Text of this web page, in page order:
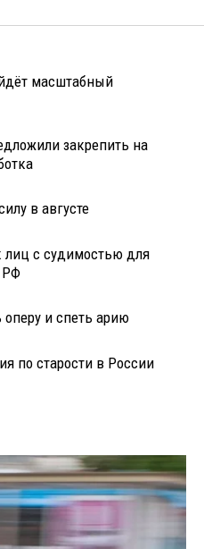
масштабный
закрепить на
в августе
лиц с судимостью для
РФ
и спеть арию
по старости в России